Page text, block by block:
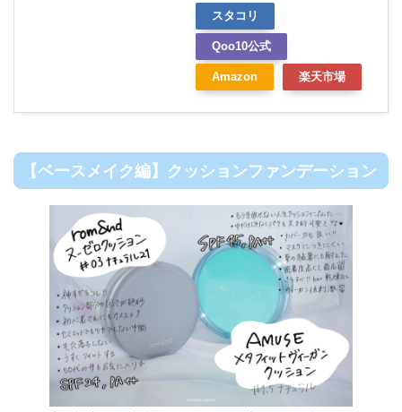
スタコリ
Qoo10公式
Amazon 楽天市場
【ベースメイク編】クッションファンデーション